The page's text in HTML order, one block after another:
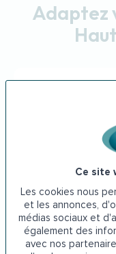
Ce site
Les cookies nous
et les annonces,
médias sociaux et
également des
avec nos
Adaptez
Douche
Maintien à
France